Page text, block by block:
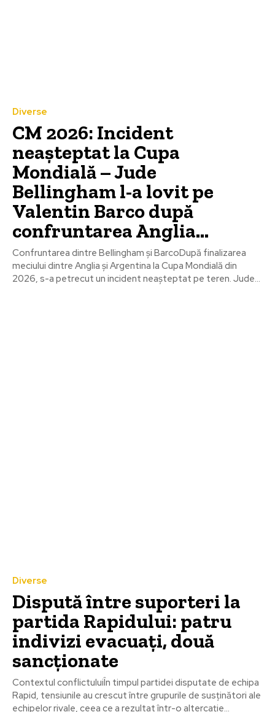
Diverse
CM 2026: Incident
neașteptat la Cupa
Mondială – Jude
Bellingham l-a lovit pe
Valentin Barco după
confruntarea Anglia…
Confruntarea dintre Bellingham și BarcoDupă finalizarea
meciului dintre Anglia și Argentina la Cupa Mondială din
2026, s-a petrecut un incident neașteptat pe teren. Jude...
Diverse
Dispută între suporteri la
partida Rapidului: patru
indivizi evacuați, două
sancționate
Contextul conflictuluiÎn timpul partidei disputate de echipa
Rapid, tensiunile au crescut între grupurile de susținători ale
echipelor rivale, ceea ce a rezultat într-o altercație...